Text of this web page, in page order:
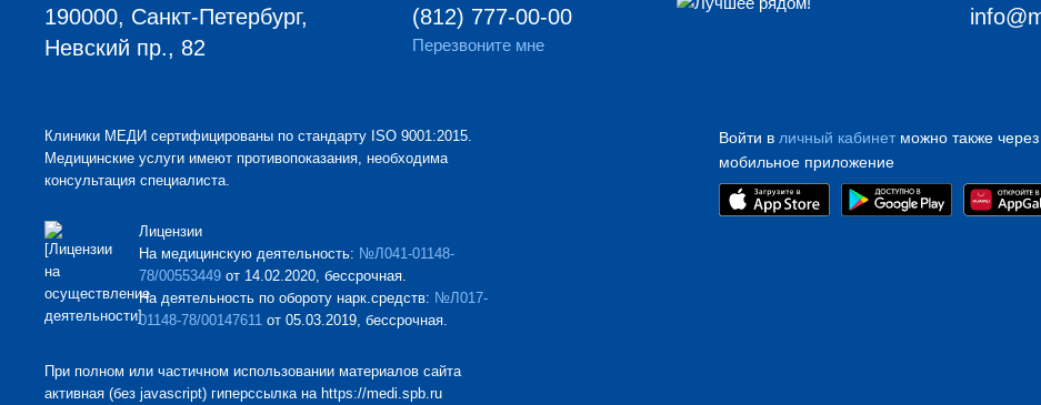
190000, Санкт-Петербург,
Невский пр., 82
(812) 777-00-00
Перезвоните мне
Клиники МЕДИ сертифицированы по стандарту ISO 9001:2015.
Медицинские услуги имеют противопоказания, необходима
консультация специалиста.
Лицензии
На медицинскую деятельность: №Л041-01148-
78/00553449 от 14.02.2020, бессрочная.
На деятельность по обороту нарк.средств: №Л017-
01148-78/00147611 от 05.03.2019, бессрочная.
При полном или частичном использовании материалов сайта
активная (без javascript) гиперссылка на https://medi.spb.ru
Войти в личный кабинет можно также через
мобильное приложение